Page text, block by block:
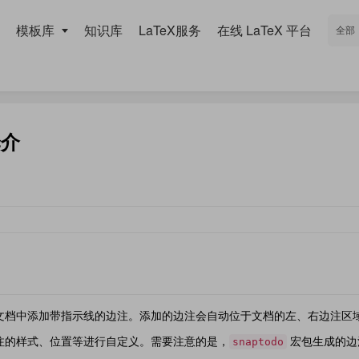
模板库 知识库 LaTeX服务 在线 LaTeX 平台
中添加带指示线的边注。添加的边注会自动位于文档的左、右边注区
样式、位置等进行自定义。需要注意的是，
snaptodo 宏包生成的